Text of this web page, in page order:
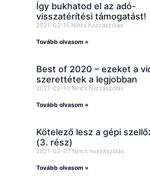
Így bukhatod el az adó-
visszatérítési támogatást!
2021-02-15 Nincs hozzászólás
Tovább olvasom »
Best of 2020 – ezeket a
szerettétek a legjobban
2021-02-10 Nincs hozzászólás
Tovább olvasom »
Kötelező lesz a gépi
(3. rész)
2021-02-07 Nincs hozzászólás
Tovább olvasom »